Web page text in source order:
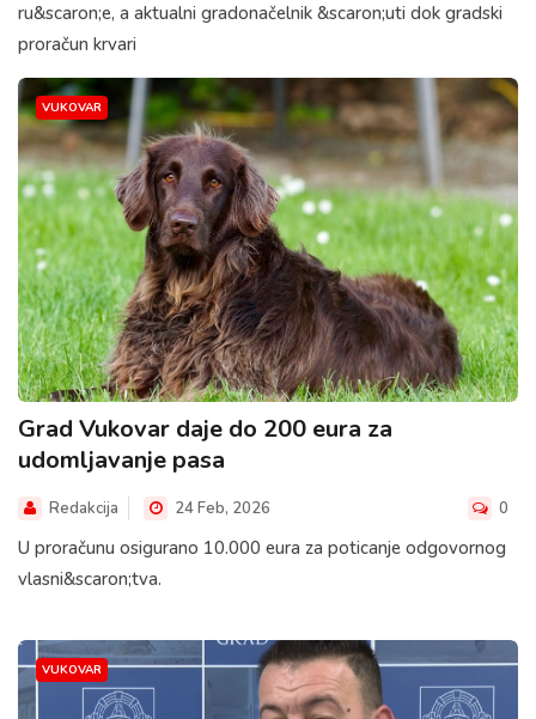
ru&scaron;e, a aktualni gradonačelnik &scaron;uti dok gradski
proračun krvari
VUKOVAR
Grad Vukovar daje do 200 eura za
udomljavanje pasa
Redakcija 24 Feb, 2026 0
U proračunu osigurano 10.000 eura za poticanje odgovornog
vlasni&scaron;tva.
VUKOVAR